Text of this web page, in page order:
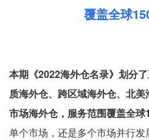
覆盖全球
本期《2022海外仓名录》划分
质海外仓、跨区域海外仓、北
市场海外仓，服务范围覆盖全球
单个市场，还是多个市场并行